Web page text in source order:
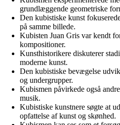
grundlæggende geometriske
Den kubistiske kunst
på samme billede.
Kubisten Juan Gris var kendt
kompositioner.
Kunsthistorikere diskuterer
moderne kunst.
Den kubistiske bevægelse
og undergrupper.
Kubismen påvirkede også
musik.
Kubistiske kunstnere søgte at
opfattelse af kunst og skønhed.